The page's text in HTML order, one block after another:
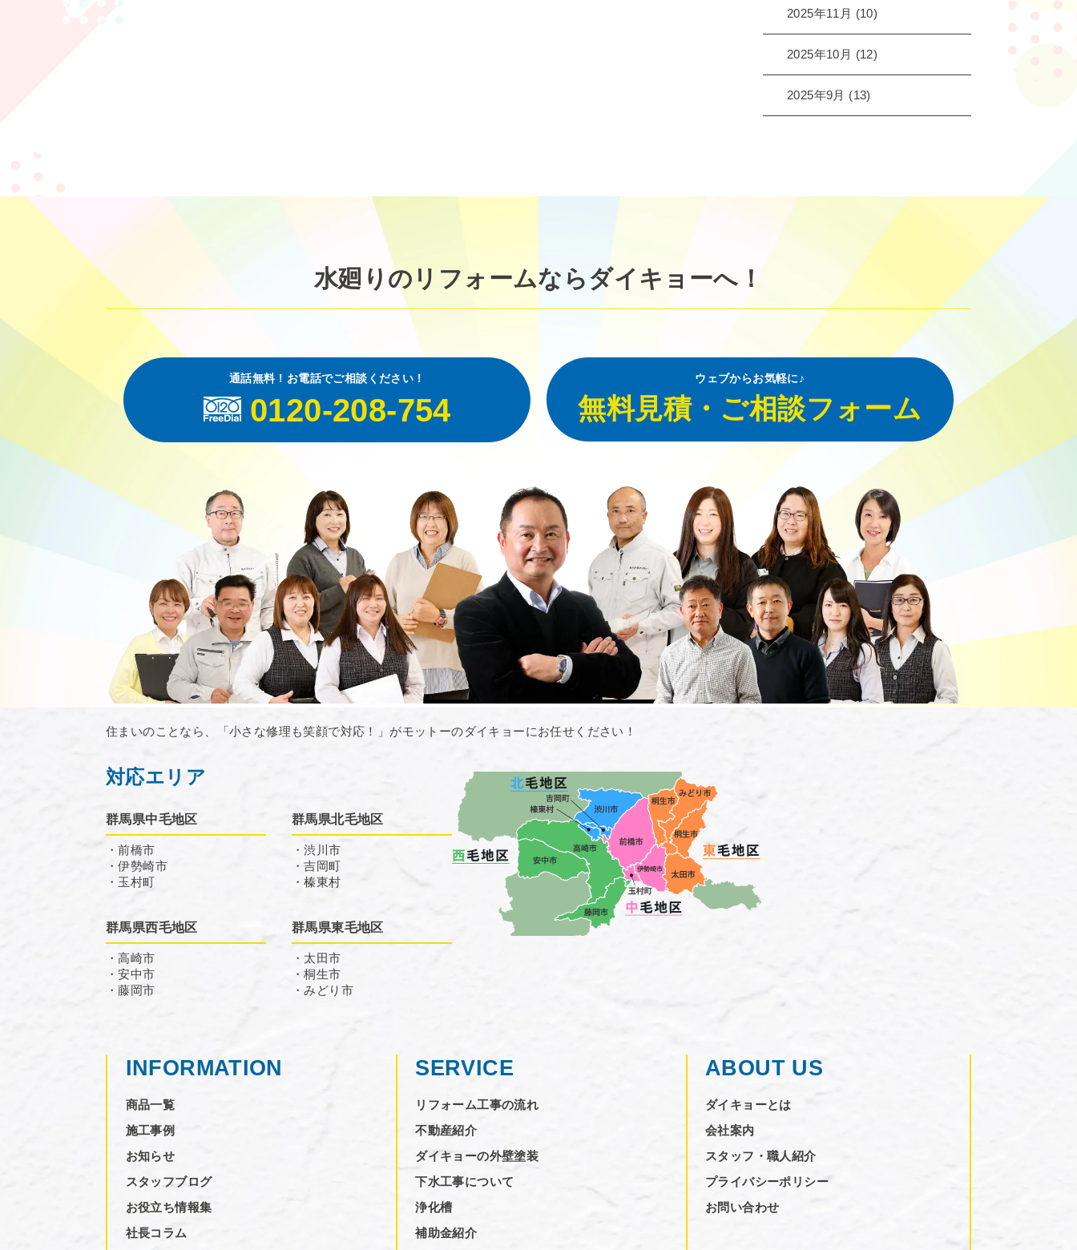
2025年11月 (10)
2025年10月 (12)
2025年9月 (13)
水廻りのリフォームならダイキョーへ！
通話無料！お電話でご相談ください！
0120-208-754
ウェブからお気軽に♪
無料見積・ご相談フォーム
住まいのことなら、「小さな修理も笑顔で対応！」がモットーのダイキョーにお任せください！
対応エリア
群馬県中毛地区
・前橋市
・伊勢崎市
・玉村町
群馬県北毛地区
・渋川市
・吉岡町
・榛東村
群馬県西毛地区
・高崎市
・安中市
・藤岡市
群馬県東毛地区
・太田市
・桐生市
・みどり市
INFORMATION
商品一覧
施工事例
お知らせ
スタッフブログ
お役立ち情報集
社長コラム
SERVICE
リフォーム工事の流れ
不動産紹介
ダイキョーの外壁塗装
下水工事について
浄化槽
補助金紹介
ABOUT US
ダイキョーとは
会社案内
スタッフ・職人紹介
プライバシーポリシー
お問い合わせ